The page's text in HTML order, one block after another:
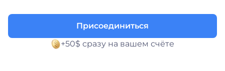
Присоединиться
+50$ сразу на вашем счёте